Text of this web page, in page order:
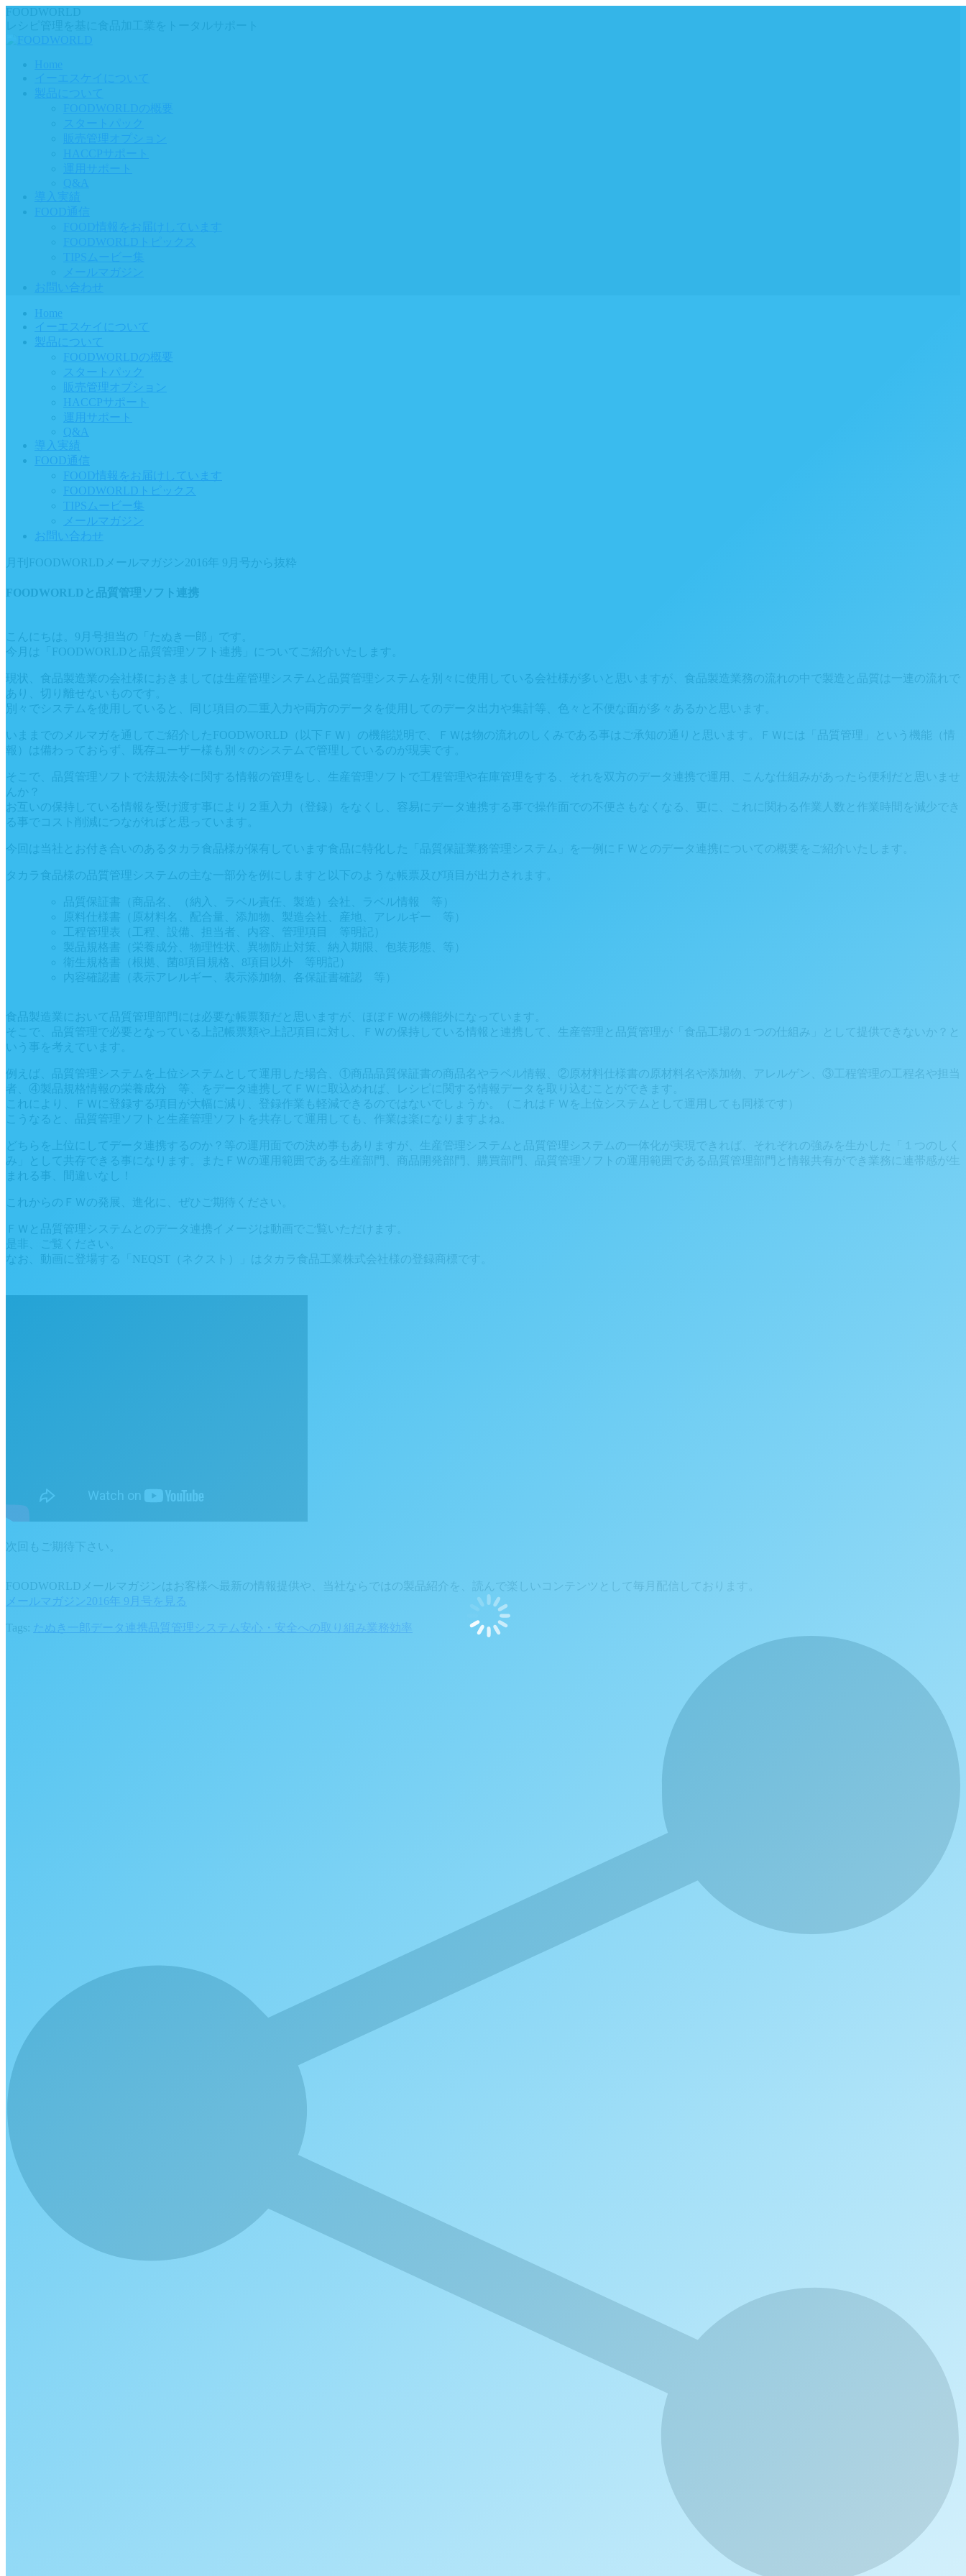
Home
イーエスケイについて
製品について
FOODWORLDの概要
スタートパック
販売管理オプション
HACCPサポート
運用サポート
Q&A
導入実績
FOOD通信
FOOD情報をお届けしています
FOODWORLDトピックス
TIPSムービー集
メールマガジン
お問い合わせ
月刊FOODWORLDメールマガジン2016年 9月号から抜粋
FOODWORLDと品質管理ソフト連携
こんにちは。9月号担当の「たぬき一郎」です。
今月は「FOODWORLDと品質管理ソフト連携」についてご紹介いたします。
現状、食品製造業の会社様におきましては生産管理システムと品質管理システムを別々に使用している会社様が多いと思いますが、食品製造業務の流れの中で製造と品質は一連の流れで
あり、切り離せないものです。
別々でシステムを使用していると、同じ項目の二重入力や両方のデータを使用してのデータ出力や集計等、色々と不便な面が多々あるかと思います。
いままでのメルマガを通してご紹介したFOODWORLD（以下ＦＷ）の機能説明で、ＦＷは物の流れのしくみである事はご承知の通りと思います。ＦＷには「品質管理」という機能（情
報）は備わっておらず、既存ユーザー様も別々のシステムで管理しているのが現実です。
そこで、品質管理ソフトで法規法令に関する情報の管理をし、生産管理ソフトで工程管理や在庫管理をする、それを双方のデータ連携で運用、こんな仕組みがあったら便利だと思いませ
んか？
お互いの保持している情報を受け渡す事により２重入力（登録）をなくし、容易にデータ連携する事で操作面での不便さもなくなる、更に、これに関わる作業人数と作業時間を減少でき
る事でコスト削減につながればと思っています。
今回は当社とお付き合いのあるタカラ食品様が保有しています食品に特化した「品質保証業務管理システム」を一例にＦＷとのデータ連携についての概要をご紹介いたします。
タカラ食品様の品質管理システムの主な一部分を例にしますと以下のような帳票及び項目が出力されます。
品質保証書（商品名、（納入、ラベル責任、製造）会社、ラベル情報 等）
原料仕様書（原材料名、配合量、添加物、製造会社、産地、アレルギー 等）
工程管理表（工程、設備、担当者、内容、管理項目 等明記）
製品規格書（栄養成分、物理性状、異物防止対策、納入期限、包装形態、等）
衛生規格書（根拠、菌8項目規格、8項目以外 等明記）
内容確認書（表示アレルギー、表示添加物、各保証書確認 等）
食品製造業において品質管理部門には必要な帳票類だと思いますが、ほぼＦＷの機能外になっています。
そこで、品質管理で必要となっている上記帳票類や上記項目に対し、ＦＷの保持している情報と連携して、生産管理と品質管理が「食品工場の１つの仕組み」として提供できないか？と
いう事を考えています。
例えば、品質管理システムを上位システムとして運用した場合、①商品品質保証書の商品名やラベル情報、②原材料仕様書の原材料名や添加物、アレルゲン、③工程管理の工程名や担当
者、④製品規格情報の栄養成分 等、をデータ連携してＦＷに取込めれば、レシピに関する情報データを取り込むことができます。
これにより、ＦＷに登録する項目が大幅に減り、登録作業も軽減できるのではないでしょうか。（これはＦＷを上位システムとして運用しても同様です）
こうなると、品質管理ソフトと生産管理ソフトを共存して運用しても、作業は楽になりますよね。
どちらを上位にしてデータ連携するのか？等の運用面での決め事もありますが、生産管理システムと品質管理システムの一体化が実現できれば、それぞれの強みを生かした「１つのしく
み」として共存できる事になります。またＦＷの運用範囲である生産部門、商品開発部門、購買部門、品質管理ソフトの運用範囲である品質管理部門と情報共有ができ業務に連帯感が生
まれる事、間違いなし！
これからのＦＷの発展、進化に、ぜひご期待ください。
ＦＷと品質管理システムとのデータ連携イメージは動画でご覧いただけます。
是非、ご覧ください。
なお、動画に登場する「NEQST（ネクスト）」はタカラ食品工業株式会社様の登録商標です。
次回もご期待下さい。
FOODWORLDメールマガジンはお客様へ最新の情報提供や、当社ならではの製品紹介を、読んで楽しいコンテンツとして毎月配信しております。
メールマガジン2016年 9月号を見る
Tags: たぬき一郎 データ連携 品質管理システム 安心・安全への取り組み 業務効率